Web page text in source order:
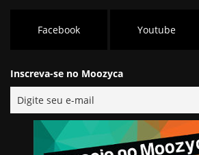
Facebook Youtube
Inscreva-se no Moozyca